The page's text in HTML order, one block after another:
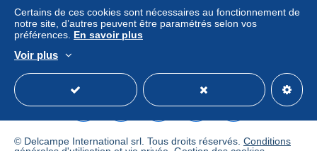
Cette zone comprend un pays.
Lettre (format normal/petite lettre)
De 1 à 1 objets
De 2 à 5 objets
Certains de ces cookies sont nécessaires au fonctionnement de
notre site, d’autres peuvent être paramétrés selon vos
préférences. En savoir plus
Voir plus
© Delcampe International srl. Tous droits réservés. Conditions